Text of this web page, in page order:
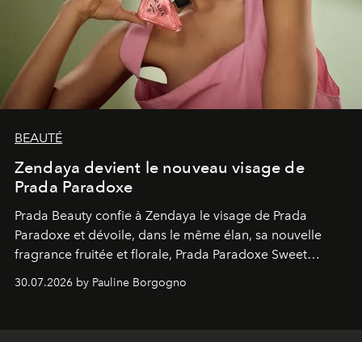
BEAUTÉ
Zendaya devient le nouveau visage de
Prada Paradoxe
Prada Beauty confie à Zendaya le visage de Prada
Paradoxe et dévoile, dans le même élan, sa nouvelle
fragrance fruitée et florale, Prada Paradoxe Sweet
Chemistry Eau de Parfum.
30.07.2026 by Pauline Borgogno